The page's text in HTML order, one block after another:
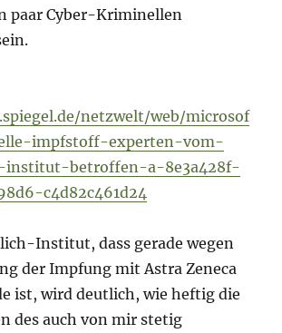
paar Cyber-Kriminellen
netzwelt/web/microsof
impfstoff-experten-vom-
institut-betroffen-a-8e3a428f-
c4d82c461d24
Institut, dass gerade wegen
der Impfung mit Astra Zeneca
ist, wird deutlich, wie heftig die
des auch von mir stetig